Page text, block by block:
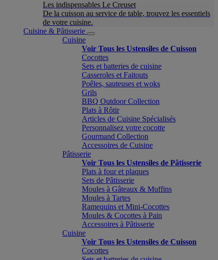
Les indispensables Le Creuset
De la cuisson au service de table, trouvez les essentiels
de votre cuisine.
Cuisine & Pâtisserie
Cuisine
Voir Tous les Ustensiles de Cuisson
Cocottes
Sets et batteries de cuisine
Casseroles et Faitouts
Poêles, sauteuses et woks
Grils
BBQ Outdoor Collection
Plats à Rôtir
Articles de Cuisine Spécialisés
Personnalisez votre cocotte
Gourmand Collection
Accessoires de Cuisine
Pâtisserie
Voir Tous les Ustensiles de Pâtisserie
Plats à four et plaques
Sets de Pâtisserie
Moules à Gâteaux & Muffins
Moules à Tartes
Ramequins et Mini-Cocottes
Moules & Cocottes à Pain
Accessoires à Pâtisserie
Cuisine
Voir Tous les Ustensiles de Cuisson
Cocottes